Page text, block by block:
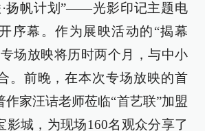
·扬帆计划”——光影印记主题电
序幕。作为展映活动的“揭幕
场放映将历时两个月，与中小
。前晚，在本次专场放映的首
家汪诘老师莅临“首艺联”加盟
影城，为现场160名观众分享了